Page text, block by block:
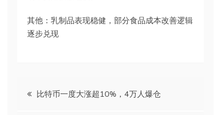
其他：乳制品表现稳健，部分食品成本改善逻辑
逐步兑现
文 比特币一度大涨超10%，4万人爆仓